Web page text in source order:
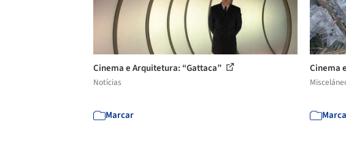
Cinema e Arquitetura: “Gattaca”
Notícias
Marcar
Cinema